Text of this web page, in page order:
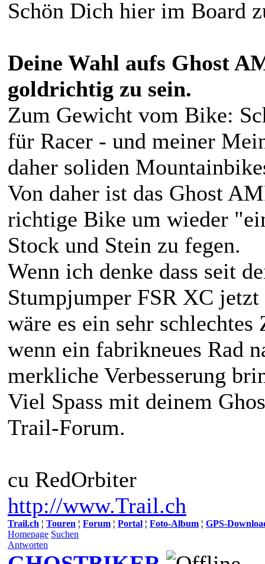
Schön Dich hier im Board
Deine Wahl aufs Ghost
goldrichtig zu sein.
Zum Gewicht vom Bike:
für Racer - und meiner
daher soliden
Von daher ist das Ghost
richtige Bike um wieder
Stock und Stein zu fegen.
Wenn ich denke dass seit
Stumpjumper FSR XC jetzt
wäre es ein sehr
wenn ein fabrikneues Rad
merkliche Verbesserung
Viel Spass mit deinem
Trail-Forum.
cu RedOrbiter
http://www.Trail.ch
Trail.ch ¦ Touren ¦ Forum ¦ Portal ¦ Foto-Album ¦ GPS-
Homepage Suchen
Antworten